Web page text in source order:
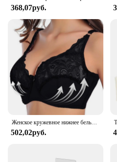
368,07руб.
Женское кружевное нижнее белье, Привлекательный бюстгальтер с чашкой 3/4, тонкий регулируемый бюстгальтер пуш-ап, нижнее белье без подкладки
502,02руб.